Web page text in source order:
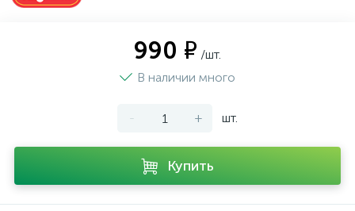
990 ₽ /шт.
В наличии много
- + шт.
Купить